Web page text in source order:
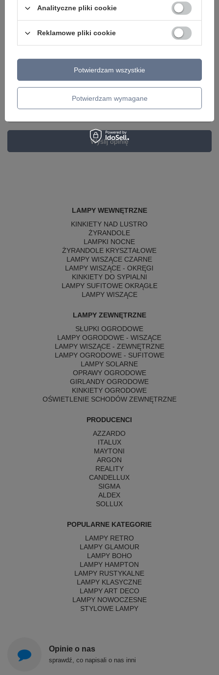
Twoje imię
Twój email
Wyślij opinię
LAMPY WEWNĘTRZNE
KINKIETY NAD LUSTRO
ŻYRANDOLE
LAMPKI NOCNE
ŻYRANDOLE KRYSZTAŁOWE
LAMPY WISZĄCE CZARNE
LAMPY WISZĄCE - OKRĘGI
KINKIETY DO SYPIALNI
LAMPY SUFITOWE OKRĄGŁE
LAMPY WISZĄCE
LAMPY ZEWNĘTRZNE
SŁUPKI OGRODOWE
LAMPY OGRODOWE - WISZĄCE
LAMPY WISZĄCE - ZEWNĘTRZNE
LAMPY OGRODOWE - SUFITOWE
LAMPY SOLARNE
OPRAWY OGRODOWE
GIRLANDY OGRODOWE
KINKIETY OGRODOWE
OŚWIETLENIE SCHODÓW ZEWNĘTRZNE
PRODUCENCI
AZZARDO
ITALUX
MAYTONI
ARGON
REALITY
CANDELLUX
SIGMA
ALDEX
SOLLUX
POPULARNE KATEGORIE
LAMPY RETRO
LAMPY GLAMOUR
LAMPY BOHO
LAMPY HAMPTON
LAMPY RUSTYKALNE
LAMPY KLASYCZNE
LAMPY ART DECO
LAMPY NOWOCZESNE
STYLOWE LAMPY
Opinie o nas
sprawdź, co napisali o nas inni
Analityczne pliki cookie
Reklamowe pliki cookie
Potwierdzam wymagane
Potwierdzam wszystkie